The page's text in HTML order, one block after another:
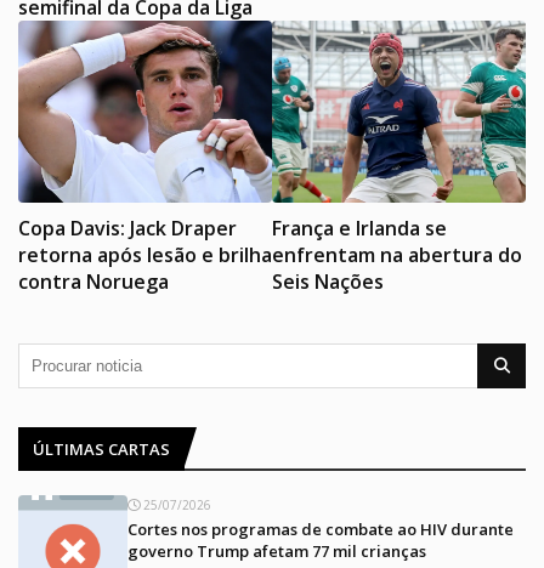
semifinal da Copa da Liga
Copa Davis: Jack Draper
retorna após lesão e brilha
contra Noruega
França e Irlanda se
enfrentam na abertura do
Seis Nações
ÚLTIMAS CARTAS
25/07/2026
Cortes nos programas de combate ao HIV durante
governo Trump afetam 77 mil crianças